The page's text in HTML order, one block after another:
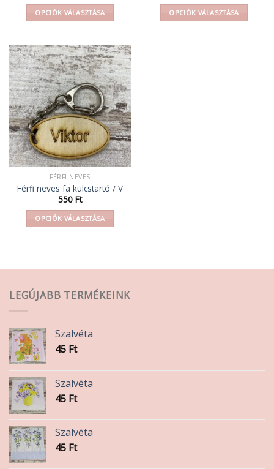
OPCIÓK VÁLASZTÁSA
terméknek
több
variációja
van.
A
változatok
a
termékoldalon
választhatók
ki
OPCIÓK VÁLASZTÁSA
FÉRFI NEVES
Férfi neves fa kulcstartó / V
550 Ft
OPCIÓK VÁLASZTÁSA
több
van.
a
termékoldalon
ki
LEGÚJABB TERMÉKEINK
Szalvéta
45 Ft
Szalvéta
45 Ft
Szalvéta
45 Ft